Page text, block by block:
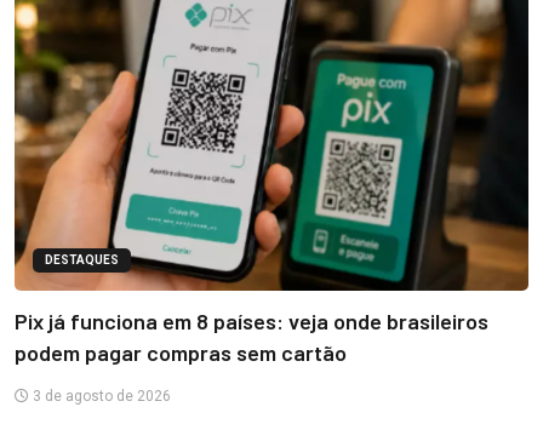
DESTAQUES
Pix já funciona em 8 países: veja onde brasileiros
podem pagar compras sem cartão
3 de agosto de 2026